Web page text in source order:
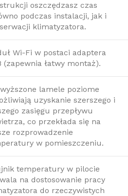
oszczędzasz czas
podczas instalacji, jak i
klimatyzatora.
Wi-Fi w postaci adaptera
(zapewnia łatwy montaż).
lamele poziome
uzyskanie szerszego i
zasięgu przepływu
co przekłada się na
rozprowadzenie
w pomieszczeniu.
temperatury w pilocie
na dostosowanie pracy
do rzeczywistych